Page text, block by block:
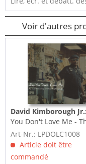
Voir d'autres
David Kimborough Jr.:
You Don't Love Me -
Last Recordings Of...
Art-Nr.: LPDOLC1008
Article doit être
commandé